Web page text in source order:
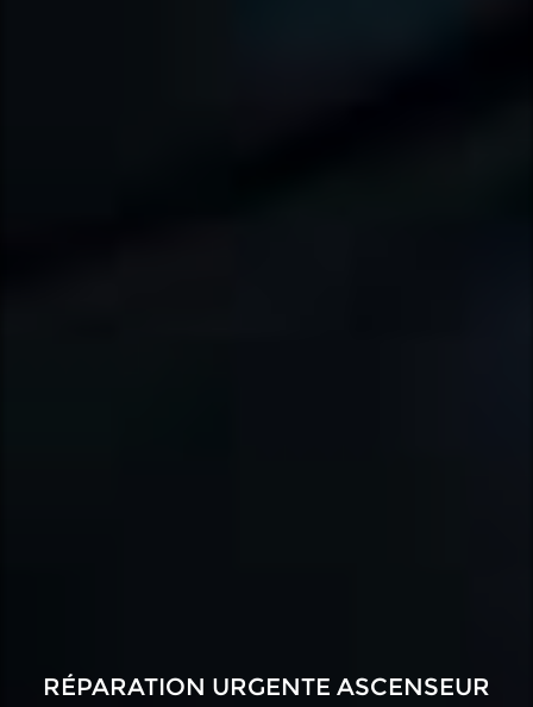
RÉPARATION URGENTE ASCENSEUR